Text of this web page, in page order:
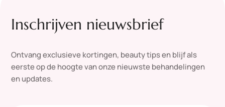
Inschrijven nieuwsbrief
Ontvang exclusieve kortingen, beauty tips en blijf als
eerste op de hoogte van onze nieuwste behandelingen
en updates.